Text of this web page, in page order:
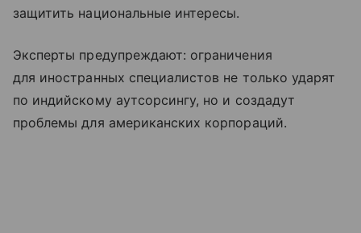
защитить национальные интересы.
Эксперты предупреждают: ограничения
для иностранных специалистов не только ударят
по индийскому аутсорсингу, но и создадут
проблемы для американских корпораций.